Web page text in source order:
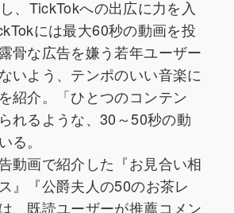
、TickTokへの出広に力を入
には最大60秒の動画を投
骨な広告を嫌う若年ユーザー
いよう、テンポのいい音楽に
紹介。「ひとつのコンテン
れるような、30～50秒の動
る。
動画で紹介した『お見合い相
』『公爵夫人の50のお茶レ
、既読ユーザーが推薦コメン